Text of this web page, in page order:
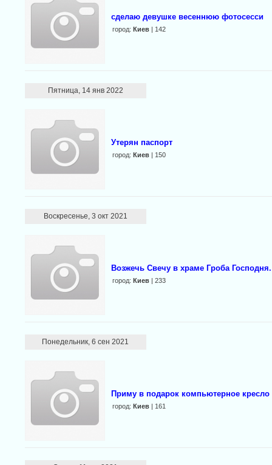
сделаю девушке весеннюю фотосесси
город: Киев| 142
Пятница, 14 янв 2022
Утерян паспорт
город: Киев| 150
Воскресенье, 3 окт 2021
Возжечь Свечу в храме Гроба
город: Киев| 233
Понедельник, 6 сен 2021
Приму в подарок компьютерное кресло
город: Киев| 161